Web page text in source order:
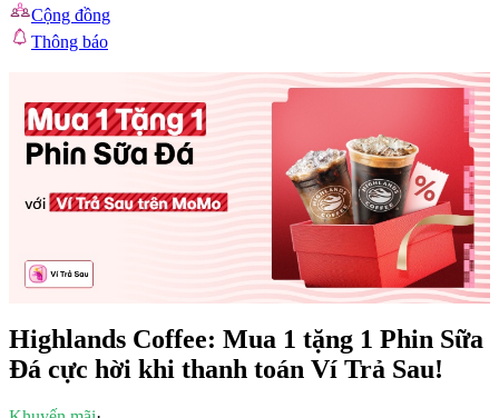
Cộng đồng
Thông báo
Highlands Coffee: Mua 1 tặng 1 Phin Sữa
Đá cực hời khi thanh toán Ví Trả Sau!